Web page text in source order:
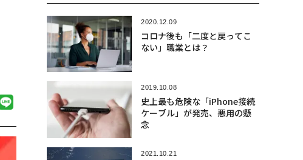
2020.12.09
コロナ後も「二度と戻ってこ
ない」職業とは？
2019.10.08
史上最も危険な「iPhone接続
ケーブル」が発売、悪用の懸
念
2021.10.21